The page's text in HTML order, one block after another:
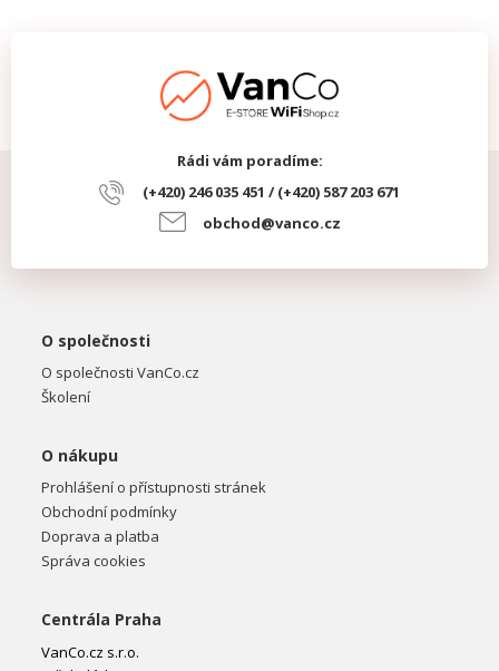
Rádi vám poradíme:
(+420) 246 035 451 / (+420) 587 203 671
obchod@vanco.cz
O společnosti
O společnosti VanCo.cz
Školení
O nákupu
Prohlášení o přístupnosti stránek
Obchodní podmínky
Doprava a platba
Správa cookies
Centrála Praha
VanCo.cz s.r.o.